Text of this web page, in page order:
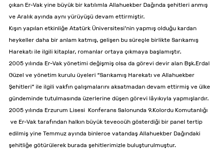
çıkan Er-Vak yine büyük bir katılımla Allahuekber Dağında şehitleri anmış
ve Aralık ayında aynı yürüyüşü devam ettirmiştir.
Kışın yapılan etkinliğe Atatürk Üniversitesi’nin yapmış olduğu kardan
heykeller daha bir anlam katmış, gelişen bu süreçle birlikte Sarıkamış
Harekatı ile ilgili kitaplar, romanlar ortaya çıkmaya başlamıştır.
2005 yılında Er-Vak yönetimi değişmiş olsa da görevi devir alan Bşk.Erdal
Güzel ve yönetim kurulu üyeleri “Sarıkamış Harekatı ve Allahuekber
Şehitleri” ile ilgili vakfın çalışmalarını aksatmadan devam ettirmiş ve ülke
gündeminde tutulmasında üzerlerine düşen görevi lâyıkıyla yapmışlardır.
2005 yılında Erzurum Lisesi Konferans Salonunda 9.Kolordu Komutanlığı
ve Er-Vak tarafından halkın büyük teveccüh gösterdiği bir panel tertip
edilmiş yine Temmuz ayında binlerce vatandaş Allahuekber Dağındaki
şehitliğe götürülerek burada şehitlerimizle buluşturulmuştur.